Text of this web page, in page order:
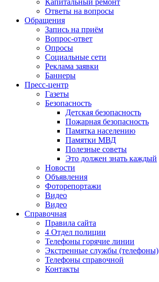
Капитальный ремонт
Ответы на вопросы
Обращения
Запись на приём
Вопрос-ответ
Опросы
Социальные сети
Реклама заявки
Баннеры
Пресс-центр
Газеты
Безопасность
Детская безопасность
Пожарная безопасность
Памятка населению
Памятки МВД
Полезные советы
Это должен знать каждый
Новости
Объявления
Фоторепортажи
Видео
Видео
Справочная
Правила сайта
4 Отдел полиции
Телефоны горячие линии
Экстренные службы (телефоны)
Телефоны справочной
Контакты